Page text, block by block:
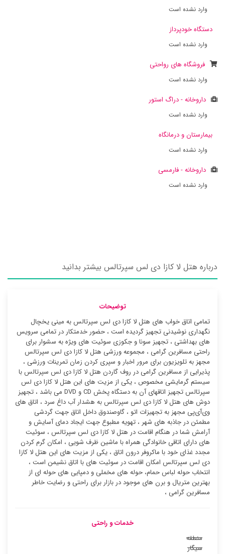
وارد نشده است
دستگاه خودپرداز
وارد نشده است
فروشگاه های رواحتی
وارد نشده است
داروخانه - دراگ استور
وارد نشده است
بیمارستان و درمانگاه
وارد نشده است
داروخانه - فارمسی
وارد نشده است
درباره هتل لا کازا دی لس سپرتالس بیشتر بدانید
توضیحات
تمامی اتاق خواب های هتل لا کازا دی لس سپرتالس به مینی یخچال
نگهداری نوشیدنی تجهیز گردیده است ، حضور خدمتکار در تمامی سرویس
های بهداشتی ، تجهیز سونا و جکوزی سوئیت ‌های ویژه به سشوار برای
راحتی مسافرین گرامی ، مجموعه ورزشی هتل لا کازا دی لس سپرتالس
مجهز به تلویزیون برای مرور اخبار و سپری کردن زمان تمرینات ورزشی ،
پذیرایی از مسافرین گرامی در روف گاردن هتل لا کازا دی لس سپرتالس با
سیستم گرمایشی مخصوص ، یکی از مزیت های این هتل لا کازا دی لس
سپرتالس تجهیز اتاقهای آن به دستگاه پخش CD و DVD می باشد ، تجهیز
دوش های هتل لا کازا دی لس سپرتالس به هشدار آب داغ سرد ، اتاق های
وی‌آی‌پی مجهز به تجهیزات اتو ، گاوصندوق داخل اتاق جهت گردشی
مطمئن در جاذبه های شهر ، تهویه مطبوع جهت ایجاد دمای آسایش و
آرامش شما در هنگام اقامت در هتل لا کازا دی لس سپرتالس ، سوئیت
‌های دارای اتاقی خانوادگی همراه با ماشین ظرف شویی ، امکان گرم کردن
مجدد غذای خود با ماکروفر درون اتاق ، یکی از مزیت های این هتل لا کازا
دی لس سپرتالس امکان اقامت در سوئیت ‌های با اتاق نشیمن است ،
انتخاب حوله لباس حمام، حوله های مخملی و دمپایی های حوله ای از
بهترین متریال و برن های موجود در بازار برای راحتی و رضایت خاطر
مسافرین گرامی ،
خدمات و راحتی
منطقه
سیگار